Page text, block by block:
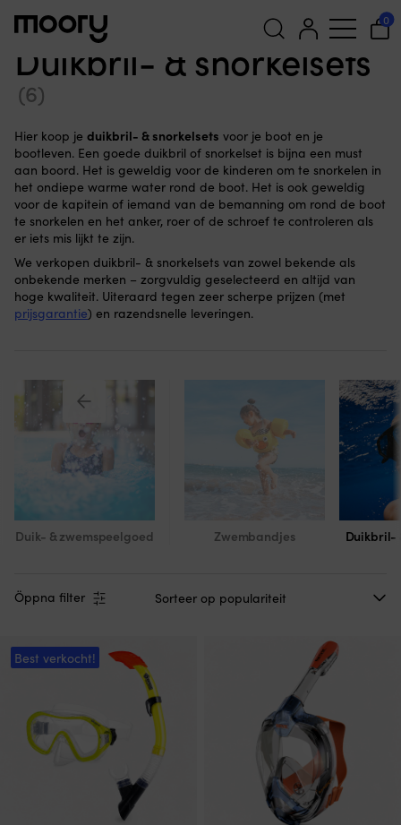
Zoeken
naar:
0
zwemspeelgoed
Duikbril- & snorkelsets
(6)
Hier koop je duikbril- & snorkelsets voor je boot en je
bootleven. Een goede duikbril of snorkelset is bijna een must
aan boord. Het is geweldig voor de kinderen om te snorkelen in
het ondiepe warme water rond de boot. Het is ook geweldig
voor de kapitein of iemand van de bemanning om rond de boot
te snorkelen en het anker, roer of de schroef te controleren als
er iets mis lijkt te zijn.
We verkopen duikbril- & snorkelsets van zowel bekende als
onbekende merken – zorgvuldig geselecteerd en altijd van
hoge kwaliteit. Uiteraard tegen zeer scherpe prijzen (met
prijsgarantie) en razendsnelle leveringen.
Duik- & zwemspeelgoed Zwembandjes Duikbril-
Öppna filter
Best verkocht!